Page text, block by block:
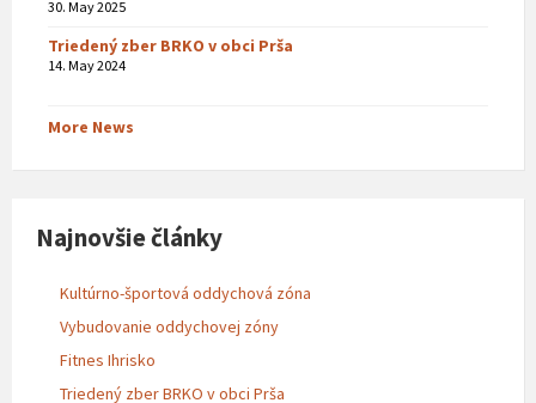
30. May 2025
Triedený zber BRKO v obci Prša
14. May 2024
More News
Najnovšie články
Kultúrno-športová oddychová zóna
Vybudovanie oddychovej zóny
Fitnes Ihrisko
Triedený zber BRKO v obci Prša